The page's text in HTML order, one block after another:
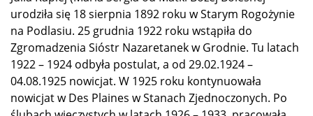
urodziła się 18 sierpnia 1892 roku w Starym Rogożynie
na Podlasiu. 25 grudnia 1922 roku wstąpiła do
Zgromadzenia Sióstr Nazaretanek w Grodnie. Tu latach
1922 – 1924 odbyła postulat, a od 29.02.1924 –
04.08.1925 nowicjat. W 1925 roku kontynuowała
nowicjat w Des Plaines w Stanach Zjednoczonych. Po